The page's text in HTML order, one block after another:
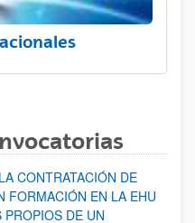
CONTRATACIÓN DE
FORMACIÓN EN LA EHU
DE UN